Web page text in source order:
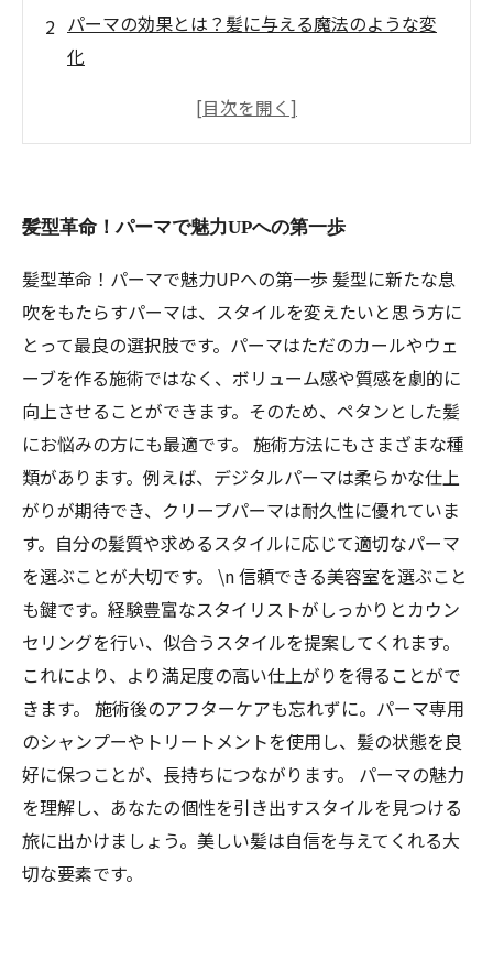
パーマの効果とは？髪に与える魔法のような変
化
あなたに最適なパーマスタイルを見つけよう
流行のスタイルを取り入れた成功事例集
魅力的な髪を手に入れる！パーマの旅の終着点
髪型革命！パーマで魅力UPへの第一歩
髪型革命！パーマで魅力UPへの第一歩 髪型に新たな息
吹をもたらすパーマは、スタイルを変えたいと思う方に
とって最良の選択肢です。パーマはただのカールやウェ
ーブを作る施術ではなく、ボリューム感や質感を劇的に
向上させることができます。そのため、ペタンとした髪
にお悩みの方にも最適です。 施術方法にもさまざまな種
類があります。例えば、デジタルパーマは柔らかな仕上
がりが期待でき、クリープパーマは耐久性に優れていま
す。自分の髪質や求めるスタイルに応じて適切なパーマ
を選ぶことが大切です。 \n 信頼できる美容室を選ぶこと
も鍵です。経験豊富なスタイリストがしっかりとカウン
セリングを行い、似合うスタイルを提案してくれます。
これにより、より満足度の高い仕上がりを得ることがで
きます。 施術後のアフターケアも忘れずに。パーマ専用
のシャンプーやトリートメントを使用し、髪の状態を良
好に保つことが、長持ちにつながります。 パーマの魅力
を理解し、あなたの個性を引き出すスタイルを見つける
旅に出かけましょう。美しい髪は自信を与えてくれる大
切な要素です。